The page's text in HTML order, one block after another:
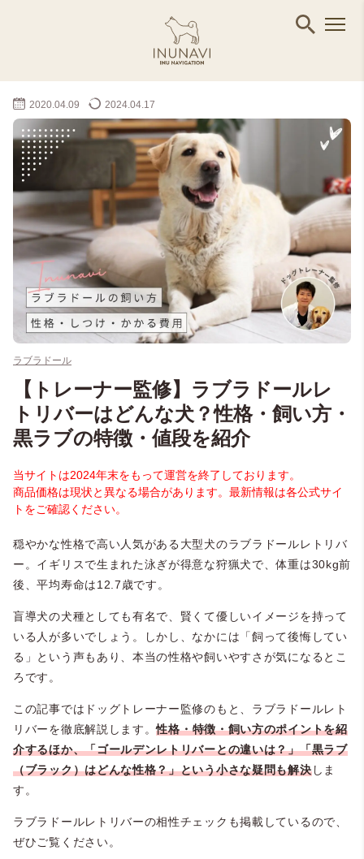
2020.04.09 2024.04.17
ラブラドール
【トレーナー監修】ラブラドールレ
トリバーはどんな犬？性格・飼い方・
黒ラブの特徴・値段を紹介
当サイトは2024年末をもって運営を終了しております。
商品価格は現状と異なる場合があります。最新情報は各公式サイ
トをご確認ください。
穏やかな性格で高い人気がある大型犬のラブラドールレトリバ
ー。イギリスで生まれた泳ぎが得意な狩猟犬で、体重は30kg前
後、平均寿命は12.7歳です。
盲導犬の犬種としても有名で、賢くて優しいイメージを持って
いる人が多いでしょう。しかし、なかには「飼って後悔してい
る」という声もあり、本当の性格や飼いやすさが気になるとこ
ろです。
この記事ではドッグトレーナー監修のもと、ラブラドールレト
リバーを徹底解説します。性格・特徴・飼い方のポイントを紹
介するほか、「ゴールデンレトリバーとの違いは？」「黒ラブ
（ブラック）はどんな性格？」という小さな疑問も解決しま
す。
ラブラドールレトリバーの相性チェックも掲載しているので、
ぜひご覧ください。